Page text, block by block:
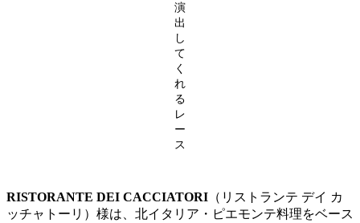
演
出
し
て
く
れ
る
レ
ー
ス
RISTORANTE DEI CACCIATORI （リストランテ デイ カ
ッチャトーリ）様は、北イタリア・ピエモンテ料理をベース